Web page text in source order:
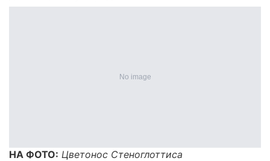
НА ФОТО: Цветонос Стеноглоттиса